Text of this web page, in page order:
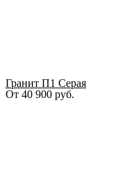
Гранит П1 Серая
От 40 900 руб.